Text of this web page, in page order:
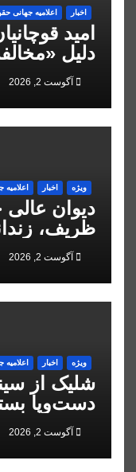
اخبار اعلاميه جهانی
امید
سال
آگوست 2, 2026
ویژه اخبار
دیوان
ظریف،
کردآگوست 2, 2026
ویژه اخبار
شلیک از
دست‌وپا
ملی در البرز
آگوست 2, 2026